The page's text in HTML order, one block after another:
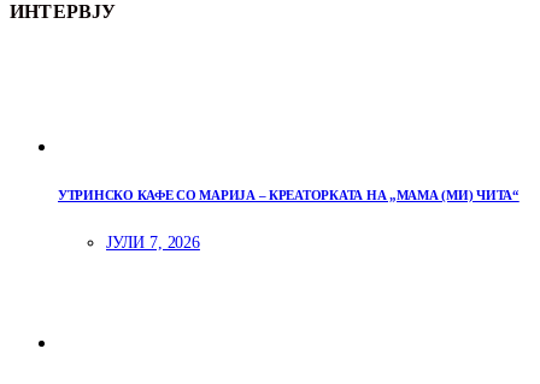
ИНТЕРВЈУ
УТРИНСКО КАФЕ СО МАРИЈА – КРЕАТОРКАТА НА „МАМА (МИ) ЧИТА“
ЈУЛИ 7, 2026